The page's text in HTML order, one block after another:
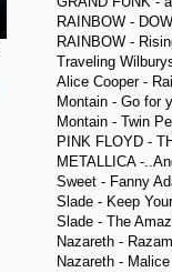
RAINBOW -
RAINBOW -
Traveling
Alice Cooper -
Montain - Go for
Montain - Twin
PINK FLOYD -
METALLICA -
Sweet - Fanny
Slade - Keep
Slade - The
Nazareth -
Nazareth -